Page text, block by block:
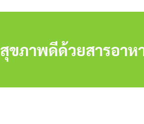
สุขภาพดีด้วยสารอาห